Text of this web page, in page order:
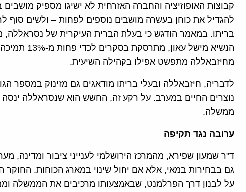
קבוצות האופוזיציה והחברה האזרחית לא ישיגו מספיק
להגדיל את כוחן בעשרה מושבים נוספים לפחות – ולשים סוף
בריתו. במאמר הודגש כי בעלת הברית העיקרית של נסראללה,
הנשיא מישל
מחיזבאללה מתפשט אפילו בקהילה השיעית.
לדבריה, חיזבאללה ובעלי בריתו מודאגים גם מזינוק במספר
נוצרים החיים במערב. על רקע זה, החשש הוא שנסראללה
ממשלה.
ערובה נגד תקיפה
ד"ר שמעון שפירא, מהמרכז הירושלמי לענייני ציבור ומדינה,
גם בבחירות במאי, אלא אם יחול שינוי במארג הכוחות.
על לבנון דרך הפרלמנט, שבאמצעותו מרכיבים את הממשלה